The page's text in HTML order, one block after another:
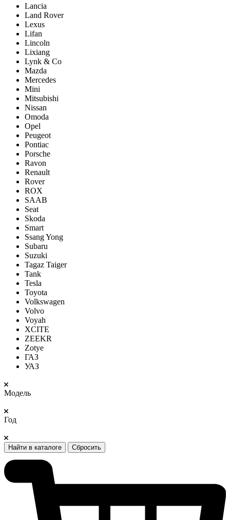
Lancia
Land Rover
Lexus
Lifan
Lincoln
Lixiang
Lynk & Co
Mazda
Mercedes
Mini
Mitsubishi
Nissan
Omoda
Opel
Peugeot
Pontiac
Porsсhe
Ravon
Renault
Rover
ROX
SAAB
Seat
Skoda
Smart
Ssang Yong
Subaru
Suzuki
Tagaz Taiger
Tank
Tesla
Toyota
Volkswagen
Volvo
Voyah
XCITE
ZEEKR
Zotye
ГАЗ
УАЗ
Модель
Год
Найти в каталоге Сбросить